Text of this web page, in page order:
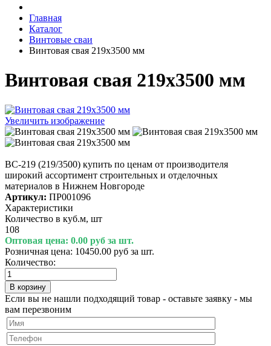
Главная
Каталог
Винтовые сваи
Винтовая свая 219x3500 мм
Винтовая свая 219x3500 мм
Увеличить изображение
ВС-219 (219/3500) купить по ценам от производителя
широкий ассортимент строительных и отделочных
материалов в Нижнем Новгороде
Артикул: ПР001096
Характеристики
Количество в куб.м, шт
108
Оптовая цена: 0.00 руб за шт.
Розничная цена: 10450.00 руб за шт.
Количество:
Если вы не нашли подходящий товар - оставьте заявку - мы
вам перезвоним